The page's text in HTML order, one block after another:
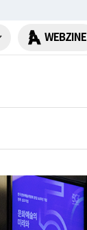
WEBZINE